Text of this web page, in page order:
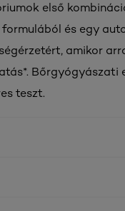
első
és egy
amikor
teszt.